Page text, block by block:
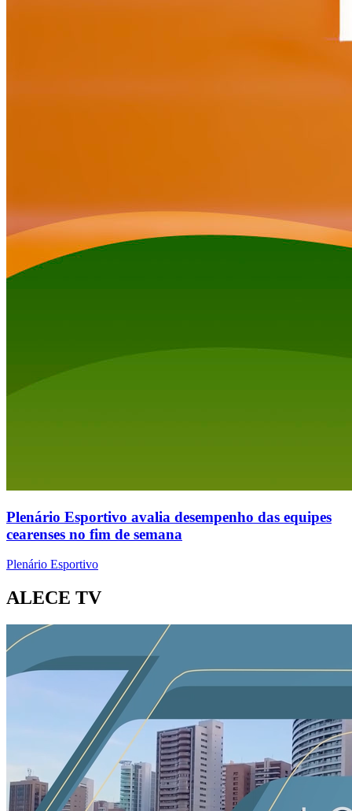
Plenário Esportivo avalia desempenho das equipes
cearenses no fim de semana
Plenário Esportivo
ALECE TV